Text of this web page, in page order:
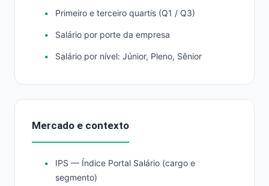
Primeiro e terceiro quartis (Q1 / Q3)
Salário por porte da empresa
Salário por nível: Júnior, Pleno, Sênior
Mercado e contexto
IPS — Índice Portal Salário (cargo e
segmento)